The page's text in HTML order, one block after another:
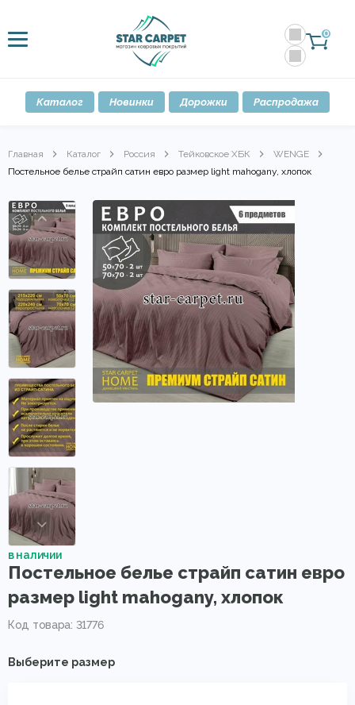
0
Каталог Новинки Дорожки Распродажа
Главная Каталог Россия Тейковское ХБК
WENGE
Постельное белье страйп сатин евро размер light mahogany, хлопок
в наличии
Постельное белье страйп сатин евро
размер light mahogany, хлопок
Код товара: 31776
Выберите размер